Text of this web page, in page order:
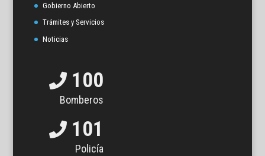
Gobierno Abierto
Trámites y Servicios
Noticias
100
Bomberos
101
Policía